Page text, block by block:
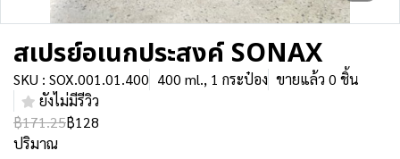
สเปรย์อเนกประสงค์ SONAX
SKU : SOX.001.01.400 400 ml., 1 กระป๋อง ขายแล้ว 0 ชิ้น
ยังไม่มีรีวิว
฿171.25฿128
ปริมาณ